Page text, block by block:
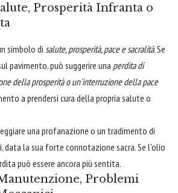
Prosperità Infranta o
simbolo di salute, prosperità, pace e sacralità. Se
pavimento, può suggerire una perdita di
della prosperità o un'interruzione della pace
a prendersi cura della propria salute o
una profanazione o un tradimento di
data la sua forte connotazione sacra. Se l'olio
può essere ancora più sentita.
Problemi